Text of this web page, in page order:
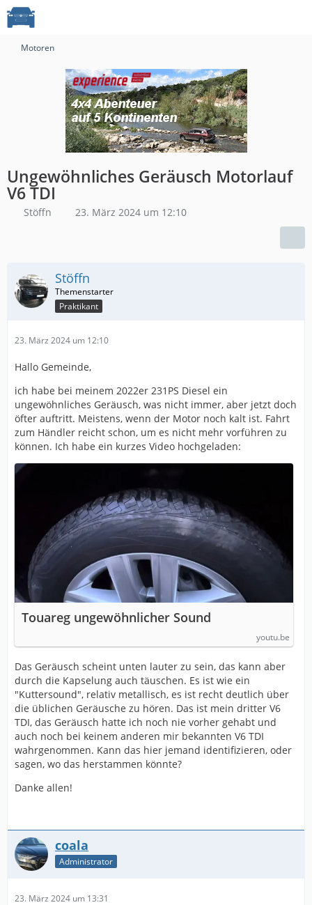
Motoren
Ungewöhnliches Geräusch Motorlauf
V6 TDI
Stöffn 23. März 2024 um 12:10
Stöffn
Praktikant
23. März 2024 um 12:10
Hallo Gemeinde,
ich habe bei meinem 2022er 231PS Diesel ein
ungewöhnliches Geräusch, was nicht immer, aber jetzt doch
öfter auftritt. Meistens, wenn der Motor noch kalt ist. Fahrt
zum Händler reicht schon, um es nicht mehr vorführen zu
können. Ich habe ein kurzes Video hochgeladen:
Touareg ungewöhnlicher Sound
youtu.be
Das Geräusch scheint unten lauter zu sein, das kann aber
durch die Kapselung auch täuschen. Es ist wie ein
"Kuttersound", relativ metallisch, es ist recht deutlich über
die üblichen Geräusche zu hören. Das ist mein dritter V6
TDI, das Geräusch hatte ich noch nie vorher gehabt und
auch noch bei keinem anderen mir bekannten V6 TDI
wahrgenommen. Kann das hier jemand identifizieren, oder
sagen, wo das herstammen könnte?
Danke allen!
coala
Administrator
23. März 2024 um 13:31